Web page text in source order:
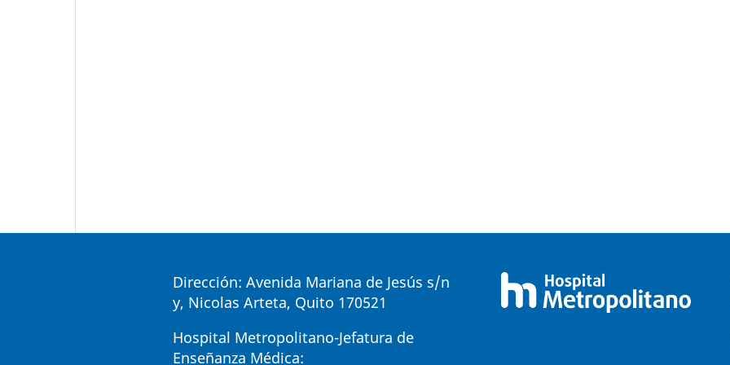
Dirección: Avenida Mariana de Jesús s/n
y, Nicolas Arteta, Quito 170521
Hospital Metropolitano-Jefatura de
Enseñanza Médica: